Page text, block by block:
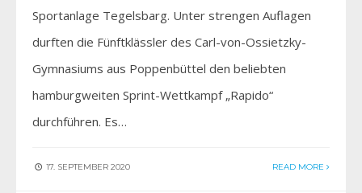
Sportanlage Tegelsbarg. Unter strengen Auflagen
durften die Fünftklässler des Carl-von-Ossietzky-
Gymnasiums aus Poppenbüttel den beliebten
hamburgweiten Sprint-Wettkampf „Rapido“
durchführen. Es…
17. SEPTEMBER 2020 READ MORE